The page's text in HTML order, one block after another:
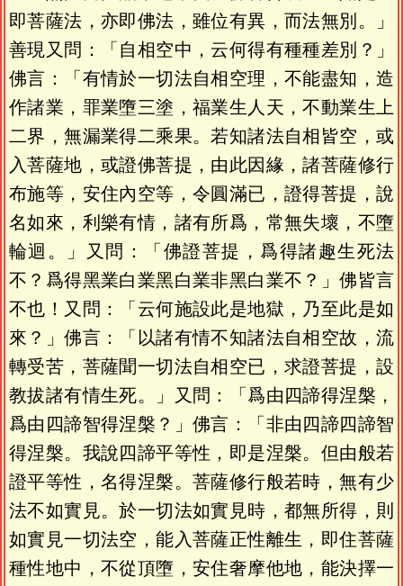
即菩薩法，亦即佛法，雖位有異，而法無別。」
善現又問：「自相空中，云何得有種種差別？」
佛言：「有情於一切法自相空理，不能盡知，造
作諸業，罪業墮三塗，福業生人天，不動業生上
二界，無漏業得二乘果。若知諸法自相皆空，或
入菩薩地，或證佛菩提，由此因緣，諸菩薩修行
布施等，安住內空等，令圓滿已，證得菩提，說
名如來，利樂有情，諸有所爲，常無失壞，不墮
輪迴。」又問：「佛證菩提，爲得諸趣生死法
不？爲得黑業白業黑白業非黑白業不？」佛皆言
不也！又問：「云何施設此是地獄，乃至此是如
來？」佛言：「以諸有情不知諸法自相空故，流
轉受苦，菩薩聞一切法自相空已，求證菩提，設
教拔諸有情生死。」又問：「爲由四諦得涅槃，
爲由四諦智得涅槃？」佛言：「非由四諦四諦智
得涅槃。我說四諦平等性，即是涅槃。但由般若
證平等性，名得涅槃。菩薩修行般若時，無有少
法不如實見。於一切法如實見時，都無所得，則
如實見一切法空，能入菩薩正性離生，即住菩薩
種性地中，不從頂墮，安住奢摩他地，能決擇一